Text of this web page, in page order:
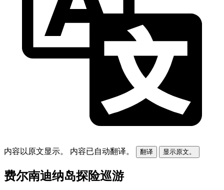
内容以原文显示。 内容已自动翻译。 翻译 显示原文。
费尔南迪纳岛探险巡游